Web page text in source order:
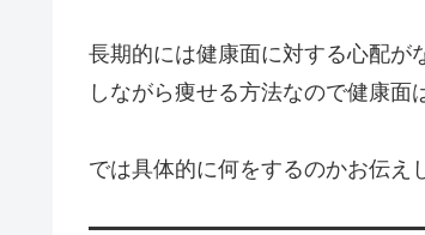
長期的には健康面に対する心配が
しながら痩せる方法なので健康面
では具体的に何をするのかお伝え